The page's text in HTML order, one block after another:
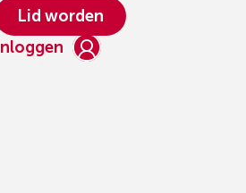
Lid worden